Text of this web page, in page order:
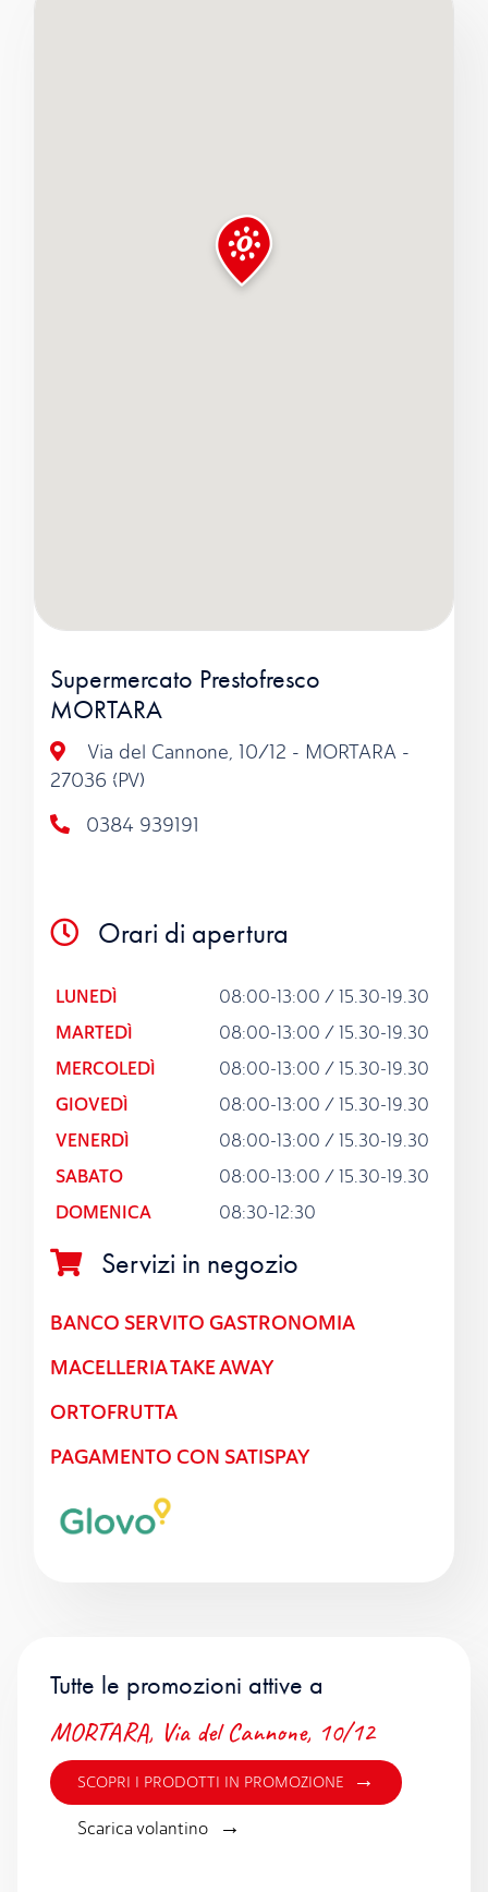
Supermercato Prestofresco
MORTARA
Via del Cannone, 10/12 - MORTARA -
27036 (PV)
0384 939191
Orari di apertura
LUNEDÌ 08:00-13:00 / 15.30-19.30
MARTEDÌ 08:00-13:00 / 15.30-19.30
MERCOLEDÌ 08:00-13:00 / 15.30-19.30
GIOVEDÌ 08:00-13:00 / 15.30-19.30
VENERDÌ 08:00-13:00 / 15.30-19.30
SABATO 08:00-13:00 / 15.30-19.30
DOMENICA 08:30-12:30
Servizi in negozio
BANCO SERVITO GASTRONOMIA
MACELLERIA TAKE AWAY
ORTOFRUTTA
PAGAMENTO CON SATISPAY
Tutte le promozioni attive a
MORTARA, Via del Cannone, 10/12
SCOPRI I PRODOTTI IN PROMOZIONE →
Scarica volantino→